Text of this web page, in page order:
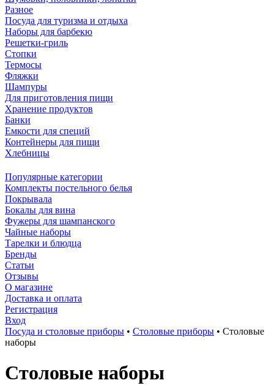
Разное
Посуда для туризма и отдыха
Наборы для барбекю
Решетки-гриль
Стопки
Термосы
Фляжки
Шампуры
Для приготовления пищи
Хранение продуктов
Банки
Емкости для специй
Контейнеры для пищи
Хлебницы
Популярные категории
Комплекты постельного белья
Покрывала
Бокалы для вина
Фужеры для шампанского
Чайные наборы
Тарелки и блюдца
Бренды
Статьи
Отзывы
О магазине
Доставка и оплата
Регистрация
Вход
Посуда и столовые приборы • Столовые приборы • Столовые
наборы
Столовые наборы